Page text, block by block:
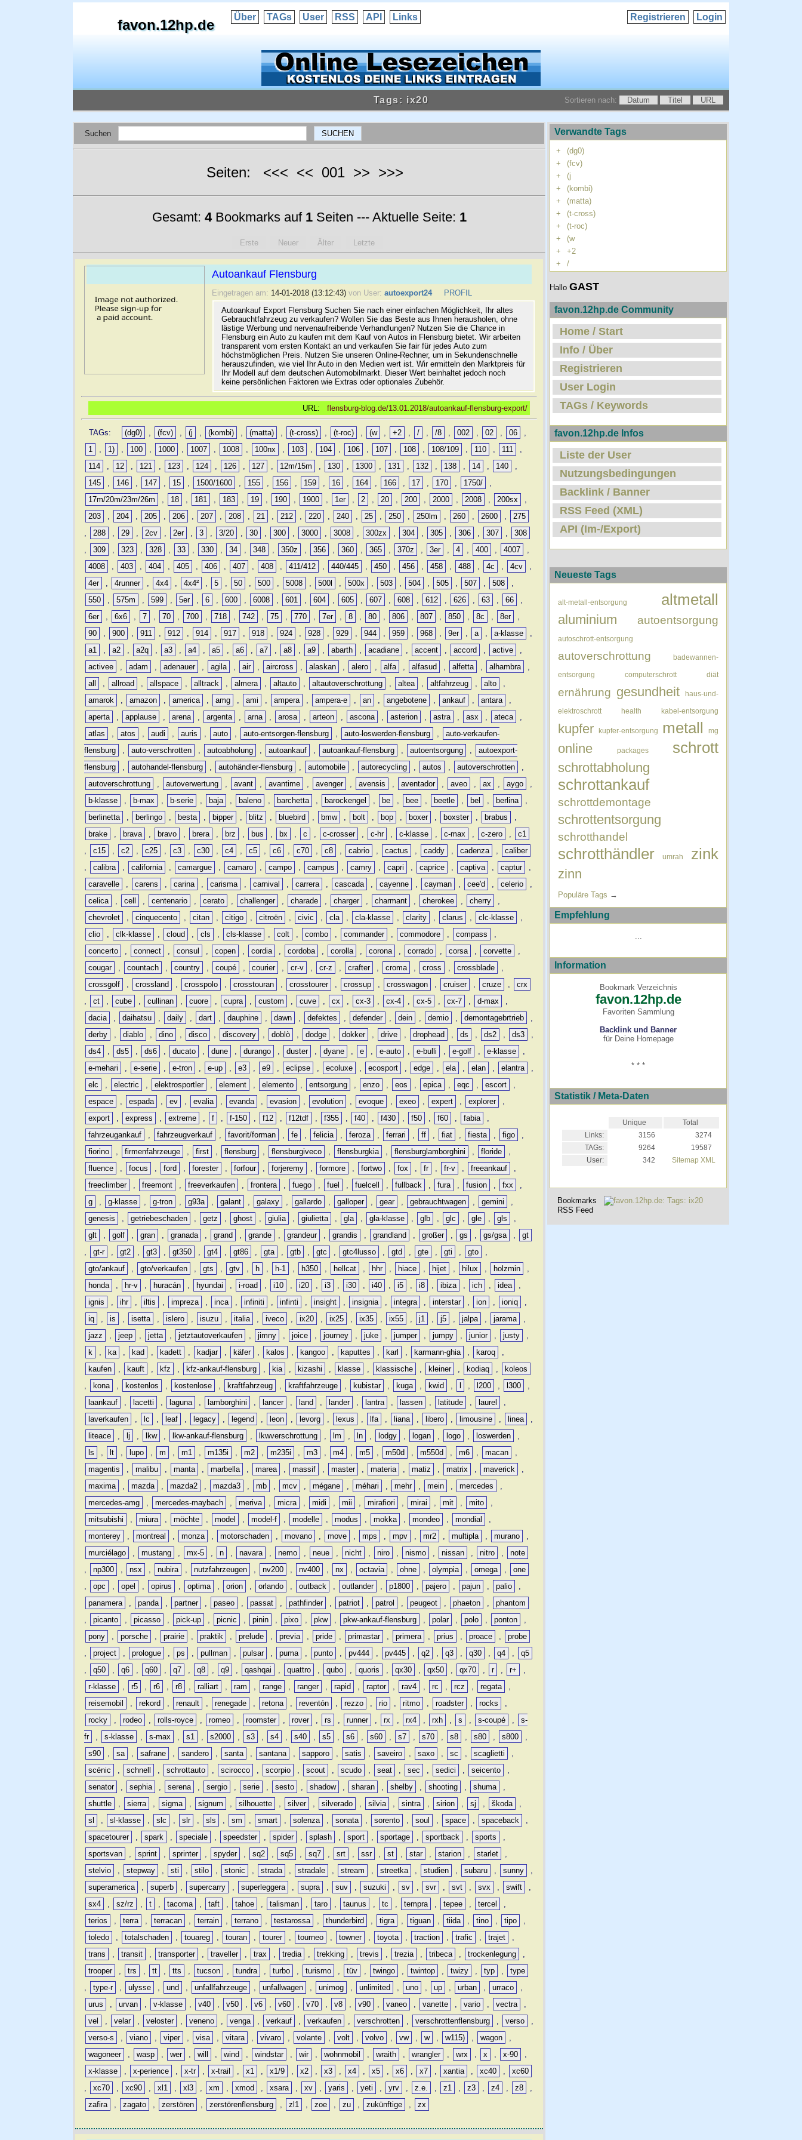
favon.12hp.de Über TAGs User RSS API Links Login
Registrieren
Tags: ix20 Sortieren nach: Datum Titel URL
Suchen
Seiten: <<< << 001 >> >>>
Gesamt: 4Bookmarks auf 1Seiten --- Aktuelle Seite: 1
Erste Neuer Älter Letzte
Autoankauf Flensburg
Eingetragen am: 14-01-2018 (13:12:43) von User: autoexport24
PROFIL
Autoankauf Export Flensburg Suchen Sie nach einer einfachen Möglichkeit, Ihr altes
Gebrauchtfahrzeug zu verkaufen? Wollen Sie das Beste aus Ihnen herausholen, ohne
lästige Werbung und nervenaufreibende Verhandlungen? Nutzen Sie die Chance in
Flensburg ein Auto zu kaufen mit dem Kauf von Autos in Flensburg bietet. Wir arbeiten
transparent vom ersten Kontakt an und verkaufen Sie fair für jedes Auto zum
höchstmöglichen Preis. Nutzen Sie unseren Online-Rechner, um in Sekundenschnelle
herauszufinden, wie viel Ihr Auto in den Medien wert ist. Wir ermitteln den Marktpreis für
Ihr Modell auf dem deutschen Automobilmarkt. Dieser Wert beinhaltet jedoch noch
keine persönlichen Faktoren wie Extras oder optionales Zubehör.
URL: flensburg-blog.de/13.01.2018/autoankauf-flensburg-export/
TAGs: (dg0) , (fcv) , (j , (kombi) , (matta) , (t-cross) , (t-roc) , (w , +2 , / , /8 , 002 , 02 , 06
,
1
, 1) , 100 , 1000 , 1007 , 1008 , 100nx , 103 , 104 , 106 , 107 , 108 , 108/109 , 110 , 111
,
114
, 12 , 121 , 123 , 124 , 126 , 127 , 12m/15m , 130 , 1300 , 131 , 132 , 138 , 14 , 140
,
145
, 146 , 147 , 15 , 1500/1600 , 155 , 156 , 159 , 16 , 164 , 166 , 17 , 170 , 1750/
,
17m/20m/23m/26m
, 18 , 181 , 183 , 19 , 190 , 1900 , 1er , 2 , 20 , 200 , 2000 , 2008 , 200sx
,
203
, 204 , 205 , 206 , 207 , 208 , 21 , 212 , 220 , 240 , 25 , 250 , 250lm , 260 , 2600 ,
275
,
288 , 29 , 2cv , 2er , 3 , 3/20 , 30 , 300 , 3000 , 3008 , 300zx , 304 , 305 , 306 , 307 ,
308
,
309 , 323 , 328 , 33 , 330 , 34 , 348 , 350z , 356 , 360 , 365 , 370z , 3er , 4 , 400 , 4007
,
4008
, 403 , 404 , 405 , 406 , 407 , 408 , 411/412 , 440/445 , 450 , 456 , 458 , 488 , 4c , 4cv
,
4er
, 4runner , 4x4 , 4x4² , 5 , 50 , 500 , 5008 , 500l , 500x , 503 , 504 , 505 , 507 , 508
,
550
, 575m , 599 , 5er , 6 , 600 , 6008 , 601 , 604 , 605 , 607 , 608 , 612 , 626 , 63 , 66
,
6er
, 6x6 , 7 , 70 , 700 , 718 , 742 , 75 , 770 , 7er , 8 , 80 , 806 , 807 , 850 , 8c , 8er
,
90
, 900 , 911 , 912 , 914 , 917 , 918 , 924 , 928 , 929 , 944 , 959 , 968 , 9er , a , a-klasse
,
a1
, a2 , a2q , a3 , a4 , a5 , a6 , a7 , a8 , a9 , abarth , acadiane , accent , accord , active
,
activee
, adam , adenauer , agila , air , aircross , alaskan , alero , alfa , alfasud , alfetta , alhambra
,
all
, allroad , allspace , alltrack , almera , altauto , altautoverschrottung , altea , altfahrzeug , alto
,
amarok
, amazon , america , amg , ami , ampera , ampera-e , an , angebotene , ankauf , antara
,
aperta
, applause , arena , argenta , arna , arosa , arteon , ascona , asterion , astra , asx , ateca
,
atlas
, atos , audi , auris , auto , auto-entsorgen-flensburg , auto-loswerden-flensburg ,
auto-verkaufen-
flensburg
, auto-verschrotten , autoabholung , autoankauf , autoankauf-flensburg , autoentsorgung ,
autoexport-
flensburg
, autohandel-flensburg , autohändler-flensburg , automobile , autorecycling , autos , autoverschrotten
,
autoverschrottung
, autoverwertung , avant , avantime , avenger , avensis , aventador , aveo , ax , aygo
,
b-klasse
, b-max , b-serie , baja , baleno , barchetta , barockengel , be , bee , beetle , bel , berlina
,
berlinetta
, berlingo , besta , bipper , blitz , bluebird , bmw , bolt , bop , boxer , boxster , brabus
,
brake
, brava , bravo , brera , brz , bus , bx , c , c-crosser , c-hr , c-klasse , c-max , c-zero ,
c1
,
c15 , c2 , c25 , c3 , c30 , c4 , c5 , c6 , c70 , c8 , cabrio , cactus , caddy , cadenza ,
caliber
,
calibra , california , camargue , camaro , campo , campus , camry , capri , caprice , captiva , captur
,
caravelle
, carens , carina , carisma , carnival , carrera , cascada , cayenne , cayman , cee'd , celerio
,
celica
, cell , centenario , cerato , challenger , charade , charger , charmant , cherokee , cherry
,
chevrolet
, cinquecento , citan , citigo , citroën , civic , cla , cla-klasse , clarity , clarus , clc-klasse
,
clio
, clk-klasse , cloud , cls , cls-klasse , colt , combo , commander , commodore , compass
,
concerto
, connect , consul , copen , cordia , cordoba , corolla , corona , corrado , corsa , corvette
,
cougar
, countach , country , coupé , courier , cr-v , cr-z , crafter , croma , cross , crossblade
,
crossgolf
, crossland , crosspolo , crosstouran , crosstourer , crossup , crosswagon , cruiser , cruze ,
crx
,
ct , cube , cullinan , cuore , cupra , custom , cuve , cx , cx-3 , cx-4 , cx-5 , cx-7 , d-max
,
dacia
, daihatsu , daily , dart , dauphine , dawn , defektes , defender , dein , demio , demontagebrtrieb
,
derby
, diablo , dino , disco , discovery , doblò , dodge , dokker , drive , drophead , ds , ds2 , ds3
,
ds4
, ds5 , ds6 , ducato , dune , durango , duster , dyane , e , e-auto , e-bulli , e-golf , e-klasse
,
e-mehari
, e-serie , e-tron , e-up , e3 , e9 , eclipse , ecoluxe , ecosport , edge , ela , elan , elantra
,
elc
, electric , elektrosportler , element , elemento , entsorgung , enzo , eos , epica , eqc , escort
,
espace
, espada , ev , evalia , evanda , evasion , evolution , evoque , exeo , expert , explorer
,
export
, express , extreme , f , f-150 , f12 , f12tdf , f355 , f40 , f430 , f50 , f60 , fabia
,
fahrzeugankauf
, fahrzeugverkauf , favorit/forman , fe , felicia , feroza , ferrari , ff , fiat , fiesta , figo
,
fiorino
, firmenfahrzeuge , first , flensburg , flensburgiveco , flensburgkia , flensburglamborghini , floride
,
fluence
, focus , ford , forester , forfour , forjeremy , formore , fortwo , fox , fr , fr-v , freeankauf
,
freeclimber
, freemont , freeverkaufen , frontera , fuego , fuel , fuelcell , fullback , fura , fusion , fxx
,
g
, g-klasse , g-tron , g93a , galant , galaxy , gallardo , galloper , gear , gebrauchtwagen , gemini
,
genesis
, getriebeschaden , getz , ghost , giulia , giulietta , gla , gla-klasse , glb , glc , gle , gls
,
glt
, golf , gran , granada , grand , grande , grandeur , grandis , grandland , großer , gs , gs/gsa ,
gt
,
gt-r , gt2 , gt3 , gt350 , gt4 , gt86 , gta , gtb , gtc , gtc4lusso , gtd , gte , gti , gto
,
gto/ankauf
, gto/verkaufen , gts , gtv , h , h-1 , h350 , hellcat , hhr , hiace , hijet , hilux , holzmin
,
honda
, hr-v , huracán , hyundai , i-road , i10 , i20 , i3 , i30 , i40 , i5 , i8 , ibiza , ich , idea
,
ignis
, ihr , iltis , impreza , inca , infiniti , infinti , insight , insignia , integra , interstar , ion , ioniq
,
iq
, is , isetta , islero , isuzu , italia , iveco , ix20 , ix25 , ix35 , ix55 , j1 , j5 , jalpa , jarama
,
jazz
, jeep , jetta , jetztautoverkaufen , jimny , joice , journey , juke , jumper , jumpy , junior , justy
,
k
, ka , kad , kadett , kadjar , käfer , kalos , kangoo , kaputtes , karl , karmann-ghia , karoq
,
kaufen
, kauft , kfz , kfz-ankauf-flensburg , kia , kizashi , klasse , klassische , kleiner , kodiaq ,
koleos
,
kona , kostenlos , kostenlose , kraftfahrzeug , kraftfahrzeuge , kubistar , kuga , kwid , , l200 , l300
,
laankauf
, lacetti , laguna , lamborghini , lancer , land , lander , lantra , lassen , latitude , laurel
,
laverkaufen
, lc , leaf , legacy , legend , leon , levorg , lexus , lfa , liana , libero , limousine , linea
,
liteace
, lj , lkw , lkw-ankauf-flensburg , lkwverschrottung , lm , ln , lodgy , logan , logo , loswerden
,
ls
, lt , lupo , m , m1 , m135i , m2 , m235i , m3 , m4 , m5 , m50d , m550d , m6 , macan
,
magentis
, malibu , manta , marbella , marea , massif , master , materia , matiz , matrix , maverick
,
maxima
, mazda , mazda2 , mazda3 , mb , mcv , mégane , méhari , mehr , mein , mercedes
,
mercedes-amg
, mercedes-maybach , meriva , micra , midi , mii , mirafiori , mirai , mit , mito
,
mitsubishi
, miura , möchte , model , model-f , modelle , modus , mokka , mondeo , mondial
,
monterey
, montreal , monza , motorschaden , movano , move , mps , mpv , mr2 , multipla , murano
,
murciélago
, mustang , mx-5 , n , navara , nemo , neue , nicht , niro , nismo , nissan , nitro ,
note
,
np300 , nsx , nubira , nutzfahrzeugen , nv200 , nv400 , nx , octavia , ohne , olympia , omega ,
one
,
opc , opel , opirus , optima , orion , orlando , outback , outlander , p1800 , pajero , pajun , palio
,
panamera
, panda , partner , paseo , passat , pathfinder , patriot , patrol , peugeot , phaeton ,
phantom
,
picanto , picasso , pick-up , picnic , pinin , pixo , pkw , pkw-ankauf-flensburg , polar , polo , ponton
,
pony
, porsche , prairie , praktik , prelude , previa , pride , primastar , primera , prius , proace ,
probe
,
project , prologue , ps , pullman , pulsar , puma , punto , pv444 , pv445 , q2 , q3 , q30 , q4 ,
q5
,
q50 , q6 , q60 , q7 , q8 , q9 , qashqai , quattro , qubo , quoris , qx30 , qx50 , qx70 , r , r+
,
r-klasse
, r5 , r6 , r8 , ralliart , ram , range , ranger , rapid , raptor , rav4 , rc , rcz , regata
,
reisemobil
, rekord , renault , renegade , retona , reventón , rezzo , rio , ritmo , roadster , rocks
,
rocky
, rodeo , rolls-royce , romeo , roomster , rover , rs , runner , rx , rx4 , rxh , s , s-coupé ,
s-
fr
, s-klasse , s-max , s1 , s2000 , s3 , s4 , s40 , s5 , s6 , s60 , s7 , s70 , s8 , s80 , s800
,
s90
, sa , safrane , sandero , santa , santana , sapporo , satis , saveiro , saxo , sc , scaglietti
,
scénic
, schnell , schrottauto , scirocco , scorpio , scout , scudo , seat , sec , sedici , seicento
,
senator
, sephia , serena , sergio , serie , sesto , shadow , sharan , shelby , shooting , shuma
,
shuttle
, sierra , sigma , signum , silhouette , silver , silverado , silvia , sintra , sirion , sj , škoda
,
sl
, sl-klasse , slc , slr , sls , sm , smart , solenza , sonata , sorento , soul , space , spaceback
,
spacetourer
, spark , speciale , speedster , spider , splash , sport , sportage , sportback , sports
,
sportsvan
, sprint , sprinter , spyder , sq2 , sq5 , sq7 , srt , ssr , st , star , starion , starlet
,
stelvio
, stepway , sti , stilo , stonic , strada , stradale , stream , streetka , studien , subaru , sunny
,
superamerica
, superb , supercarry , superleggera , supra , suv , suzuki , sv , svr , svt , svx , swift
,
sx4
, sz/rz , t , tacoma , taft , tahoe , talisman , taro , taunus , tc , tempra , tepee , tercel
,
terios
, terra , terracan , terrain , terrano , testarossa , thunderbird , tigra , tiguan , tiida , tino , tipo
,
toledo
, totalschaden , touareg , touran , tourer , tourneo , towner , toyota , traction , trafic , trajet
,
trans
, transit , transporter , traveller , trax , tredia , trekking , trevis , trezia , tribeca , trockenlegung
,
trooper
, trs , tt , tts , tucson , tundra , turbo , turismo , tüv , twingo , twintop , twizy , typ ,
type
,
type-r , ulysse , und , unfallfahrzeuge , unfallwagen , unimog , unlimited , uno , up , urban , urraco
,
urus
, urvan , v-klasse , v40 , v50 , v6 , v60 , v70 , v8 , v90 , vaneo , vanette , vario , vectra
,
vel
, velar , veloster , veneno , venga , verkauf , verkaufen , verschrotten , verschrottenflensburg , verso
,
verso-s
, viano , viper , visa , vitara , vivaro , volante , volt , volvo , vw , w , w115) , wagon
,
wagoneer
, wasp , wer , will , wind , windstar , wir , wohnmobil , wraith , wrangler , wrx , x , x-90
,
x-klasse
, x-perience , x-tr , x-trail , x1 , x1/9 , x2 , x3 , x4 , x5 , x6 , x7 , xantia , xc40 ,
xc60
,
xc70 , xc90 , xl1 , xl3 , xm , xmod , xsara , xv , yaris , yeti , yrv , z.e. , z1 , z3 , z4 , z8
,
zafira
, zagato , zerstören , zerstörenflensburg , zl1 , zoe , zu , zukünftige , zx
Verwandte Tags
+
(dg0)
+
(fcv)
+
(j
+
(kombi)
+
(matta)
+
(t-cross)
+
(t-roc)
+
(w
+
+2
+
/
Hallo GAST
favon.12hp.de Community
Home / Start
Info / Über
Registrieren
User Login
TAGs / Keywords
favon.12hp.de Infos
Liste der User
Nutzungsbedingungen
Backlink / Banner
RSS Feed (XML)
API (Im-/Export)
Neueste Tags
alt-metall-entsorgung altmetall
aluminium autoentsorgung
autoschrott-entsorgung
autoverschrottung badewannen-
entsorgung computerschrott diät
ernährung gesundheit haus-und-
elektroschrott health kabel-entsorgung
kupfer kupfer-entsorgung metall mg
online packages schrott
schrottabholung
schrottankauf
schrottdemontage
schrottentsorgung
schrotthandel
schrotthändler umrah zink
zinn
Populäre Tags →
Empfehlung
Information
Bookmark Verzeichnis
favon.12hp.de
Favoriten Sammlung
Backlink und Banner
für Deine Homepage
* * *
Statistik / Meta-Daten
Unique
Total
Links:
3156
3274
TAGs:
9264
19587
User:
342 Sitemap XML
Bookmarks
RSS Feed